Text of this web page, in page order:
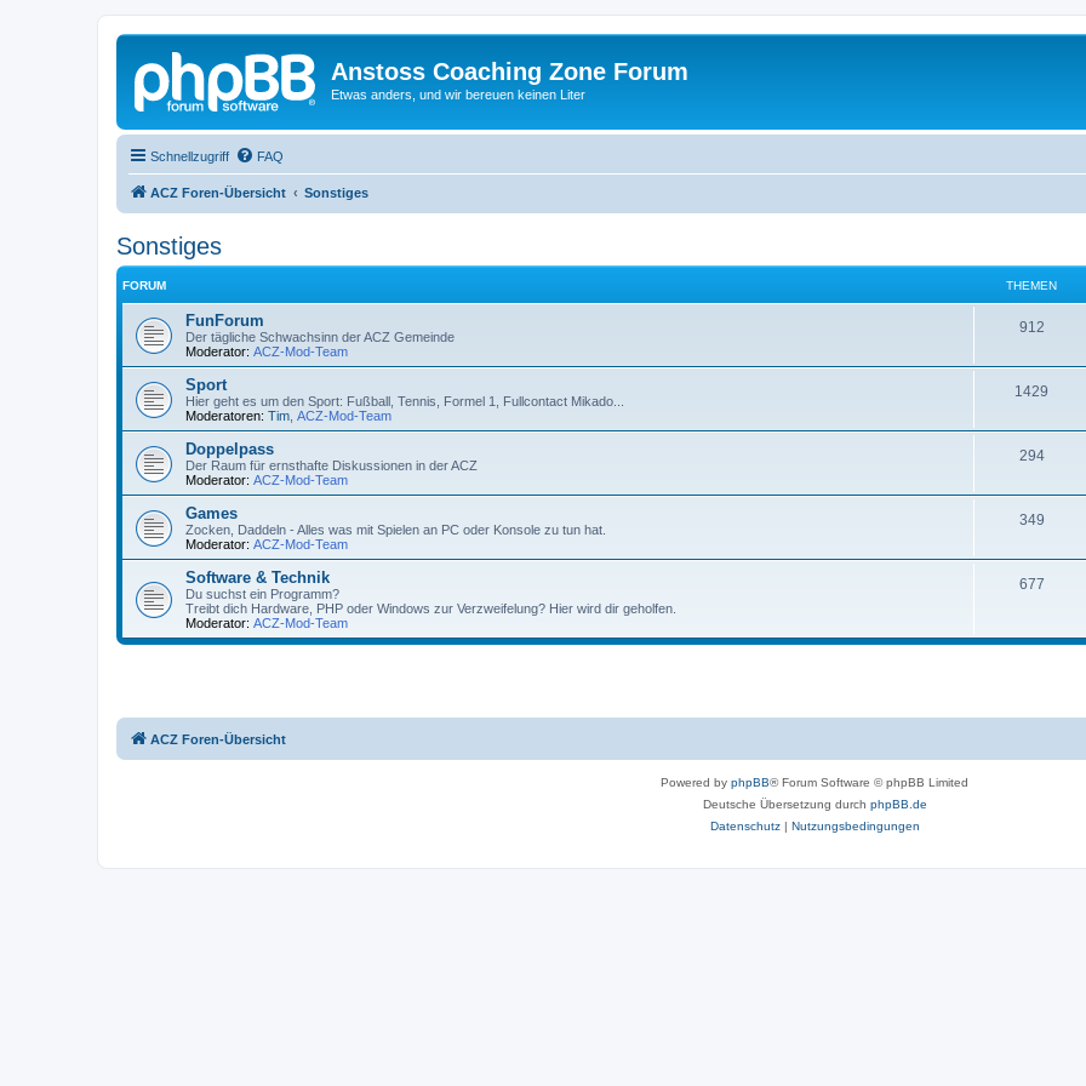
Anstoss Coaching Zone Forum
Etwas anders, und wir bereuen keinen Liter
Schnellzugriff FAQ
ACZ Foren-Übersicht Sonstiges
Sonstiges
FORUM THEMEN
FunForum
Der tägliche Schwachsinn der ACZ Gemeinde
Moderator: ACZ-Mod-Team
912
Sport
Hier geht es um den Sport: Fußball, Tennis, Formel 1, Fullcontact Mikado...
Moderatoren: Tim ACZ-Mod-Team
1429
Doppelpass
Der Raum für ernsthafte Diskussionen in der ACZ
Moderator: ACZ-Mod-Team
294
Games
Zocken, Daddeln - Alles was mit Spielen an PC oder Konsole zu tun hat.
Moderator: ACZ-Mod-Team
349
Software & Technik
Du suchst ein Programm?
Treibt dich Hardware, PHP oder Windows zur Verzweifelung? Hier wird dir geholfen.
Moderator: ACZ-Mod-Team
677
ACZ Foren-Übersicht
Powered by phpBB® Forum Software © phpBB Limited
Deutsche Übersetzung durch phpBB.de
Datenschutz| Nutzungsbedingungen